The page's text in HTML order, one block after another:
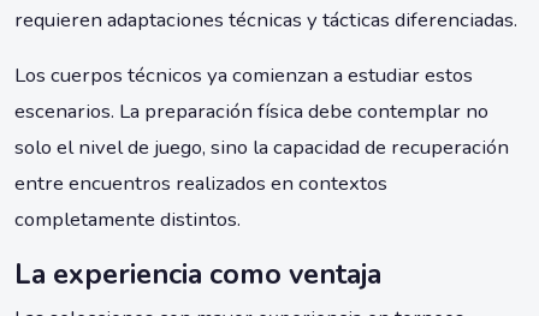
requieren adaptaciones técnicas y tácticas diferenciadas.
Los cuerpos técnicos ya comienzan a estudiar estos
escenarios. La preparación física debe contemplar no
solo el nivel de juego, sino la capacidad de recuperación
entre encuentros realizados en contextos
completamente distintos.
La experiencia como ventaja